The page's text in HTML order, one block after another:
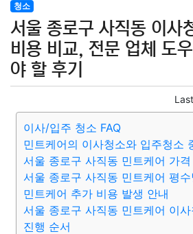
청소
서울 종로구 사직동 이사
비용 비교, 전문 업체 도
야 할 후기
이사/입주 청소 FAQ
민트케어의 이사청소와 입주청소
서울 종로구 사직동 민트케어 가격
서울 종로구 사직동 민트케어 평
민트케어 추가 비용 발생 안내
서울 종로구 사직동 민트케어 이
진행 순서